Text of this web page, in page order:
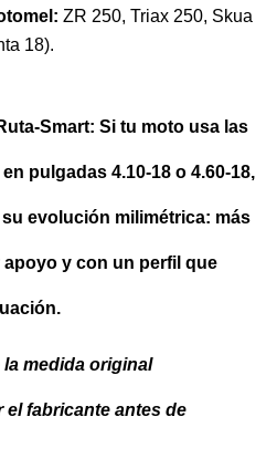
ZR 250, Triax 250, Skua
18).
Smart: Si tu moto usa las
pulgadas 4.10-18 o 4.60-18,
evolución milimétrica: más
apoyo y con un perfil que
medida original
el fabricante antes de